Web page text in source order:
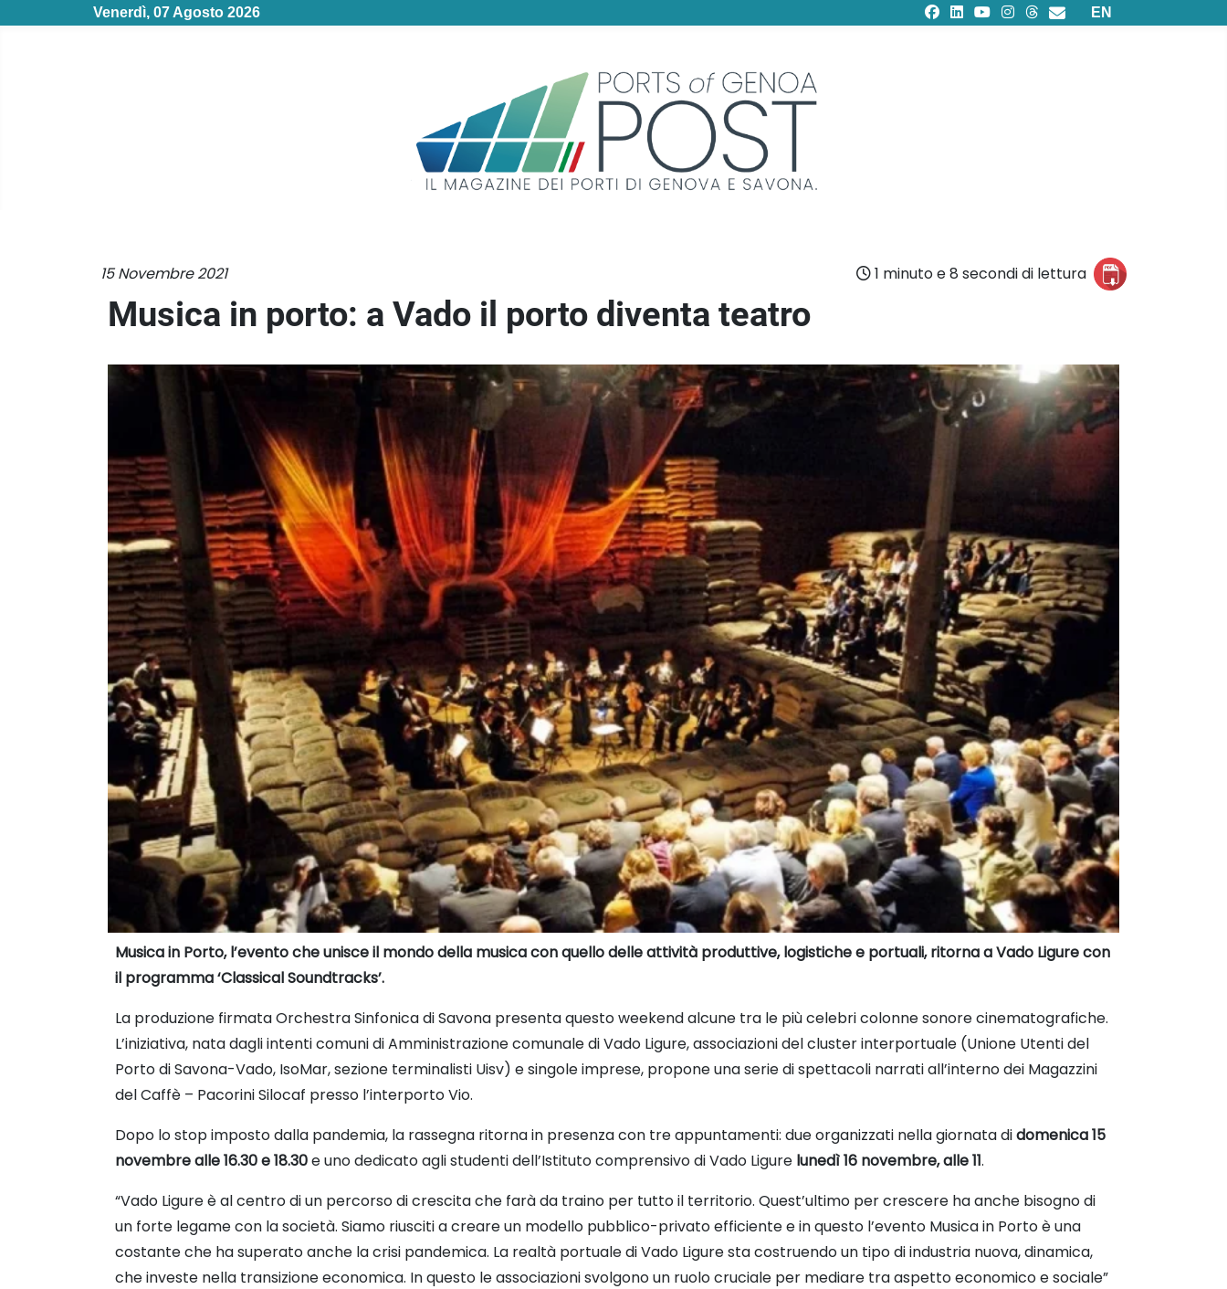
Venerdì, 07 Agosto 2026 Seleziona la tua
EN
15 Novembre 2021 1 minuto e 8 secondi di lettura
Musica in porto: a Vado il porto diventa teatro
Musica in Porto, l’evento che unisce il mondo della musica con quello delle attività produttive, logistiche e portuali, ritorna a Vado Ligure con
il programma ‘Classical Soundtracks’.
La produzione firmata Orchestra Sinfonica di Savona presenta questo weekend alcune tra le più celebri colonne sonore cinematografiche.
L’iniziativa, nata dagli intenti comuni di Amministrazione comunale di Vado Ligure, associazioni del cluster interportuale (Unione Utenti del
Porto di Savona-Vado, IsoMar, sezione terminalisti Uisv) e singole imprese, propone una serie di spettacoli narrati all’interno dei Magazzini
del Caffè – Pacorini Silocaf presso l’interporto Vio.
Dopo lo stop imposto dalla pandemia, la rassegna ritorna in presenza con tre appuntamenti: due organizzati nella giornata didomenica 15
novembre alle 16.30 e 18.30e uno dedicato agli studenti dell’Istituto comprensivo di Vado Ligure lunedì 16 novembre, alle 11.
“Vado Ligure è al centro di un percorso di crescita che farà da traino per tutto il territorio. Quest’ultimo per crescere ha anche bisogno di
un forte legame con la società. Siamo riusciti a creare un modello pubblico-privato efficiente e in questo l’evento Musica in Porto è una
costante che ha superato anche la crisi pandemica. La realtà portuale di Vado Ligure sta costruendo un tipo di industria nuova, dinamica,
che investe nella transizione economica. In questo le associazioni svolgono un ruolo cruciale per mediare tra aspetto economico e sociale”